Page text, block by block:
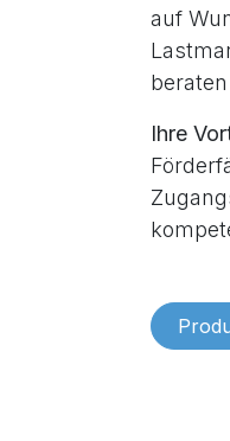
auf
Ihre